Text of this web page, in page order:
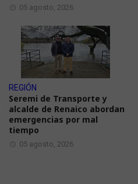
05 agosto, 2026
REGIÓN
Seremi de Transporte y
alcalde de Renaico abordan
emergencias por mal
tiempo
05 agosto, 2026